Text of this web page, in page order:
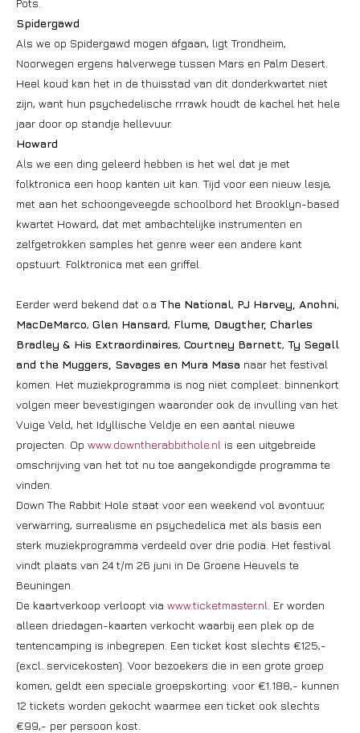
Pots.
Spidergawd
Als we op Spidergawd mogen afgaan, ligt Trondheim,
Noorwegen ergens halverwege tussen Mars en Palm Desert.
Heel koud kan het in de thuisstad van dit donderkwartet niet
zijn, want hun psychedelische rrrawk houdt de kachel het hele
jaar door op standje hellevuur.
Howard
Als we een ding geleerd hebben is het wel dat je met
folktronica een hoop kanten uit kan. Tijd voor een nieuw lesje,
met aan het schoongeveegde schoolbord het Brooklyn-based
kwartet Howard, dat met ambachtelijke instrumenten en
zelfgetrokken samples het genre weer een andere kant
opstuurt. Folktronica met een griffel.
Eerder werd bekend dat o.a The National, PJ Harvey, Anohni,
MacDeMarco, Glen Hansard, Flume, Daugther, Charles
Bradley & His Extraordinaires, Courtney Barnett, Ty Segall
and the Muggers, Savages en Mura Masa naar het festival
komen. Het muziekprogramma is nog niet compleet: binnenkort
volgen meer bevestigingen waaronder ook de invulling van het
Vuige Veld, het Idyllische Veldje en een aantal nieuwe
projecten. Op www.downtherabbithole.nl is een uitgebreide
omschrijving van het tot nu toe aangekondigde programma te
vinden.
Down The Rabbit Hole staat voor een weekend vol avontuur,
verwarring, surrealisme en psychedelica met als basis een
sterk muziekprogramma verdeeld over drie podia. Het festival
vindt plaats van 24 t/m 26 juni in De Groene Heuvels te
Beuningen.
De kaartverkoop verloopt via www.ticketmaster.nl . Er worden
alleen driedagen-kaarten verkocht waarbij een plek op de
tentencamping is inbegrepen. Een ticket kost slechts €125,-
(excl. servicekosten). Voor bezoekers die in een grote groep
komen, geldt een speciale groepskorting: voor €1.188,- kunnen
12 tickets worden gekocht waarmee een ticket ook slechts
€99,- per persoon kost.